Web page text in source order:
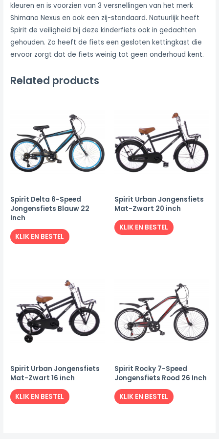
kleuren en is voorzien van 3 versnellingen van het merk
Shimano Nexus en ook een zij-standaard. Natuurlijk heeft
Spirit de veiligheid bij deze kinderfiets ook in gedachten
gehouden. Zo heeft de fiets een gesloten kettingkast die
ervoor zorgt dat de fiets weinig tot geen onderhoud kent.
Related products
Spirit Delta 6-Speed
Jongensfiets Blauw 22
Inch
KLIK EN BESTEL
Spirit Urban Jongensfiets
Mat-Zwart 20 inch
KLIK EN BESTEL
Spirit Urban Jongensfiets
Mat-Zwart 16 inch
KLIK EN BESTEL
Spirit Rocky 7-Speed
Jongensfiets Rood 26 Inch
KLIK EN BESTEL